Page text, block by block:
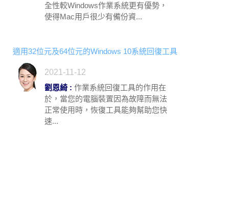
全性較Windows作業系統更有優勢，
使得Mac用戶很少有備份資...
適用32位元及64位元的Windows 10系統回復工具
2021-11-12
劉恩綺 : 作業系統回復工具的作用在
於，當您的電腦裝置因為故障而無法
正常使用時，恢復工具能夠幫助您快
速...